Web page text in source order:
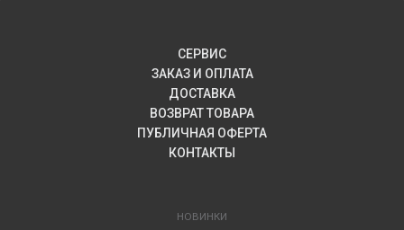
СЕРВИС
ЗАКАЗ И ОПЛАТА
ДОСТАВКА
ВОЗВРАТ ТОВАРА
ПУБЛИЧНАЯ ОФЕРТА
КОНТАКТЫ
НОВИНКИ